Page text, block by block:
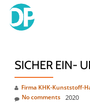
Skip
SICHER EIN-
Firma KHK-Kunststoff-
2020
No comments